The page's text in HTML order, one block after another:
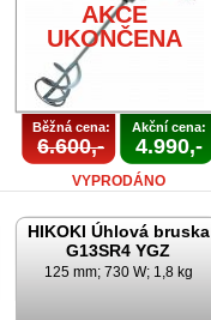
AKCE
UKONČENA
Běžná cena:
6.600,-
Akční cena:
4.990,-
VYPRODÁNO
HIKOKI Úhlová bruska
G13SR4 YGZ
125 mm; 730 W; 1,8 kg